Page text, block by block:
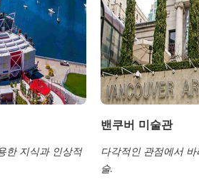
한 지식과 인상적
밴쿠버 미술관
다각적인 관점에서
술.